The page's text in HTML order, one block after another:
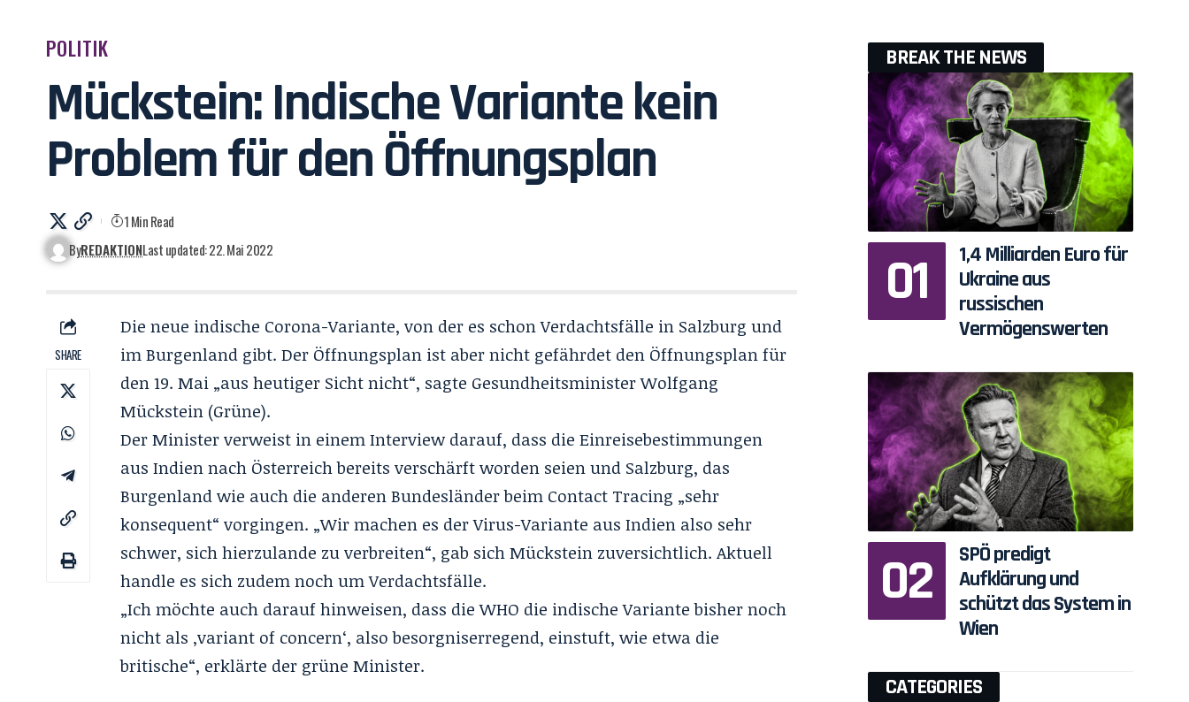
POLITIK
Mückstein: Indische Variante kein
Problem für den Öffnungsplan
ByREDAKTIONLast updated: 22. Mai 2022
1 Min Read
SHARE
Die neue indische Corona-Variante, von der es schon Verdachtsfälle in Salzburg und
im Burgenland gibt. Der Öffnungsplan ist aber nicht gefährdet den Öffnungsplan für
den 19. Mai „aus heutiger Sicht nicht“, sagte Gesundheitsminister Wolfgang
Mückstein (Grüne).
Der Minister verweist in einem Interview darauf, dass die Einreisebestimmungen
aus Indien nach Österreich bereits verschärft worden seien und Salzburg, das
Burgenland wie auch die anderen Bundesländer beim Contact Tracing „sehr
konsequent“ vorgingen. „Wir machen es der Virus-Variante aus Indien also sehr
schwer, sich hierzulande zu verbreiten“, gab sich Mückstein zuversichtlich. Aktuell
handle es sich zudem noch um Verdachtsfälle.
„Ich möchte auch darauf hinweisen, dass die WHO die indische Variante bisher noch
nicht als ‚variant of concern‘, also besorgniserregend, einstuft, wie etwa die
britische“, erklärte der grüne Minister.
BREAK THE NEWS
1,4 Milliarden Euro für
Ukraine aus
russischen
Vermögenswerten
SPÖ predigt
Aufklärung und
schützt das System in
Wien
CATEGORIES